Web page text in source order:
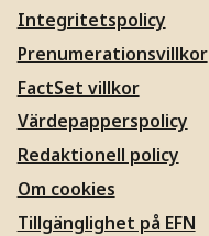
Integritetspolicy
Prenumerationsvillkor
FactSet villkor
Värdepapperspolicy
Redaktionell policy
Om cookies
Tillgänglighet på EFN